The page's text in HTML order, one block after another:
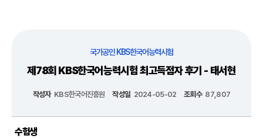
한
흥
원
국가공인 KBS한국어능력시험
제78회 KBS한국어능력시험 최고득점자 후기 - 태서현
작성자 KBS한국어진흥원 작성일 2024-05-02 조회수 87,807
수험생